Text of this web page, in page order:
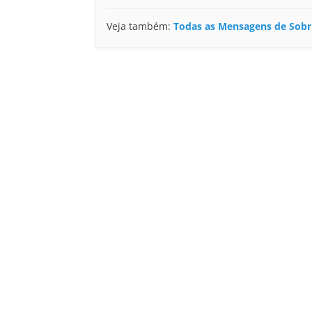
Veja também: Todas as Mensagens de